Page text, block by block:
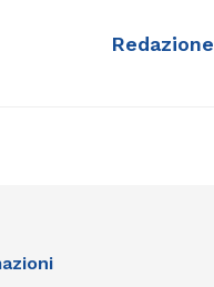
Redazione